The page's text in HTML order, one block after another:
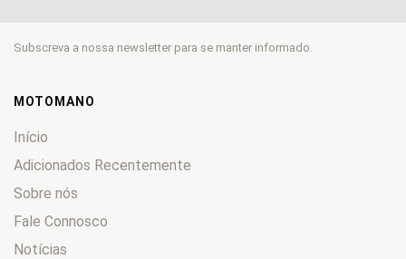
CMX 0
CR 0
CRF
CRM 0
CTX
CX 0
CY
Subscreva a nossa newsletter para se manter informado.
MOTOMANO
Início
Adicionados Recentemente
Sobre nós
Fale Connosco
Notícias